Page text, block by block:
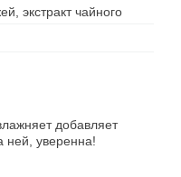
экстракт чайного
добавляет
ней, уверенна!